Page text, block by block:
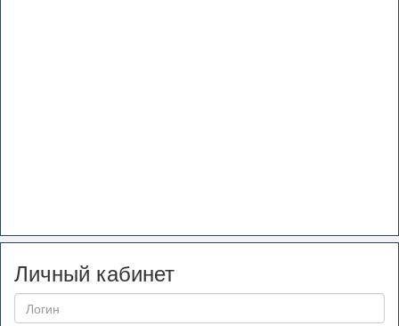
Личный кабинет